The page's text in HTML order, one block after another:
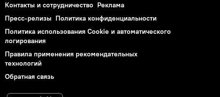
Контакты и сотрудничество Реклама
Пресс-релизы Политика конфиденциальности
Политика использования Cookie и автоматического
логирования
Правила применения рекомендательных
технологий
Обратная связь